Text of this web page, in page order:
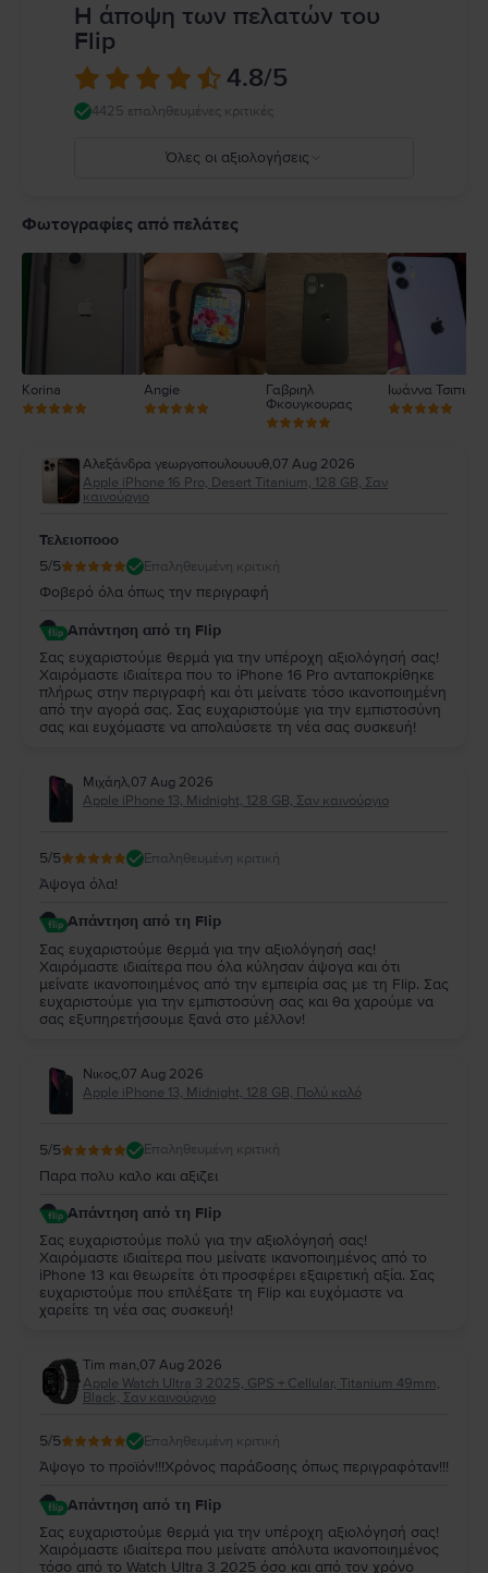
Η άποψη των πελατών του
Flip
4.8/5
4425 επαληθευμένες κριτικές
Όλες οι αξιολογήσεις
4
2
1
Φωτογραφίες από πελάτες
Korina Angie
Γαβριηλ
Φκουγκουρας
Ιωάννα
Αλεξάνδρα γεωργοπουλουυυθ,07 Aug 2026
Apple iPhone 16 Pro, Desert Titanium, 128 GB, Σαν
καινούργιο
Τελειοποοο
5/5 Επαληθευμένη κριτική
Φοβερό όλα όπως την περιγραφή
Απάντηση από τη Flip
Σας ευχαριστούμε θερμά για την υπέροχη αξιολόγησή σας!
Χαιρόμαστε ιδιαίτερα που το iPhone 16 Pro ανταποκρίθηκε
πλήρως στην περιγραφή και ότι μείνατε τόσο ικανοποιημένη
από την αγορά σας. Σας ευχαριστούμε για την εμπιστοσύνη
σας και ευχόμαστε να απολαύσετε τη νέα σας συσκευή!
Μιχάηλ,07 Aug 2026
Apple iPhone 13, Midnight, 128 GB, Σαν καινούργιο
5/5 Επαληθευμένη κριτική
Άψογα όλα!
Απάντηση από τη Flip
Σας ευχαριστούμε θερμά για την αξιολόγησή σας!
Χαιρόμαστε ιδιαίτερα που όλα κύλησαν άψογα και ότι
μείνατε ικανοποιημένος από την εμπειρία σας με τη Flip. Σας
ευχαριστούμε για την εμπιστοσύνη σας και θα χαρούμε να
σας εξυπηρετήσουμε ξανά στο μέλλον!
Νικος,07 Aug 2026
Apple iPhone 13, Midnight, 128 GB, Πολύ καλό
5/5 Επαληθευμένη κριτική
Παρα πολυ καλο και αξιζει
Απάντηση από τη Flip
Σας ευχαριστούμε πολύ για την αξιολόγησή σας!
Χαιρόμαστε ιδιαίτερα που μείνατε ικανοποιημένος από το
iPhone 13 και θεωρείτε ότι προσφέρει εξαιρετική αξία. Σας
ευχαριστούμε που επιλέξατε τη Flip και ευχόμαστε να
χαρείτε τη νέα σας συσκευή!
Tim man,07 Aug 2026
Apple Watch Ultra 3 2025, GPS + Cellular, Titanium 49mm,
Black, Σαν καινούργιο
5/5 Επαληθευμένη κριτική
Άψογο το προϊόν!!!Χρόνος παράδοσης όπως περιγραφόταν!!!
Απάντηση από τη Flip
Σας ευχαριστούμε θερμά για την υπέροχη αξιολόγησή σας!
Χαιρόμαστε ιδιαίτερα που μείνατε απόλυτα ικανοποιημένος
τόσο από το Watch Ultra 3 2025 όσο και από τον χρόνο